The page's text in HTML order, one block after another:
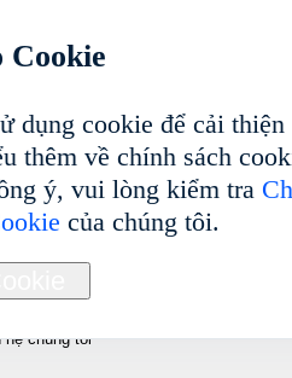
thoại đám mây tại
cách dùng linh hoạt.
tài khoản, kiểm thử ứng
và vận hành dài hạn.
hệ chúng tôi
Cookie
dụng cookie để cải
thêm về chính sách
ý, vui lòng kiểm tra
của chúng tôi.